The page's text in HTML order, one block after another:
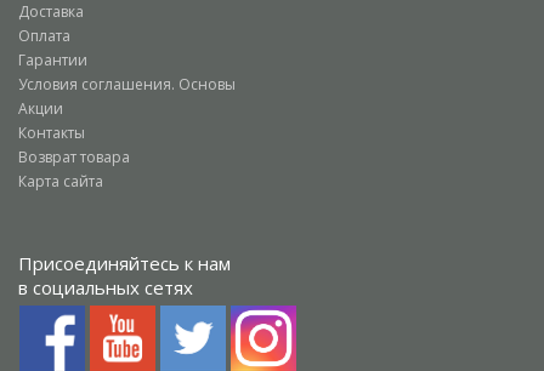
Доставка
Оплата
Гарантии
Условия соглашения. Основы
Акции
Контакты
Возврат товара
Карта сайта
Присоединяйтесь к нам
в социальных сетях